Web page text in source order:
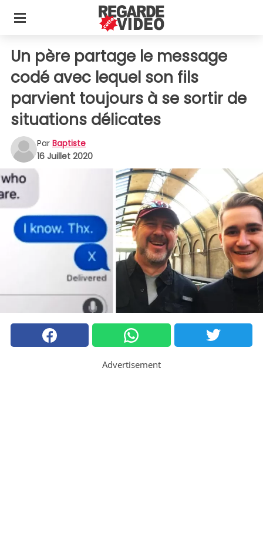
Un père partage le message
codé avec lequel son fils
parvient toujours à se sortir de
situations délicates
Par Baptiste
16 Juillet 2020
Advertisement